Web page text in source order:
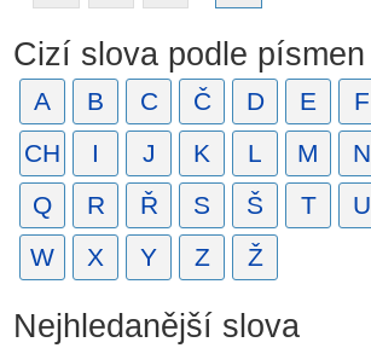
Cizí slova podle písmen
A B C Č D E F
CH
I J K L M N
Q
R Ř S Š T U
W
X Y Z Ž
Nejhledanější slova